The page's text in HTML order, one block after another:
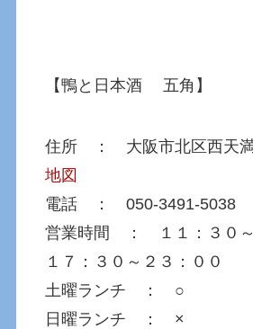
【鴨と日本酒 五角】
住所 ： 大阪市北区西天
地図
電話 ：050-3491-5038
営業時間 ： １１：３０～
１７：３０～２３：００
土曜ランチ ： ○
日曜ランチ ： ×